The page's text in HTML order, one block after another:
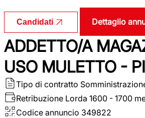
Candidati Dettaglio
ADDETTO/A
USO MULETTO -
Tipo di contratto
Retribuzione Lorda 1600 - 1700
Codice annuncio 349822